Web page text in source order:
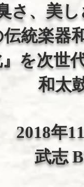
さ、美
統楽器
を次世
和太
2018年
武志